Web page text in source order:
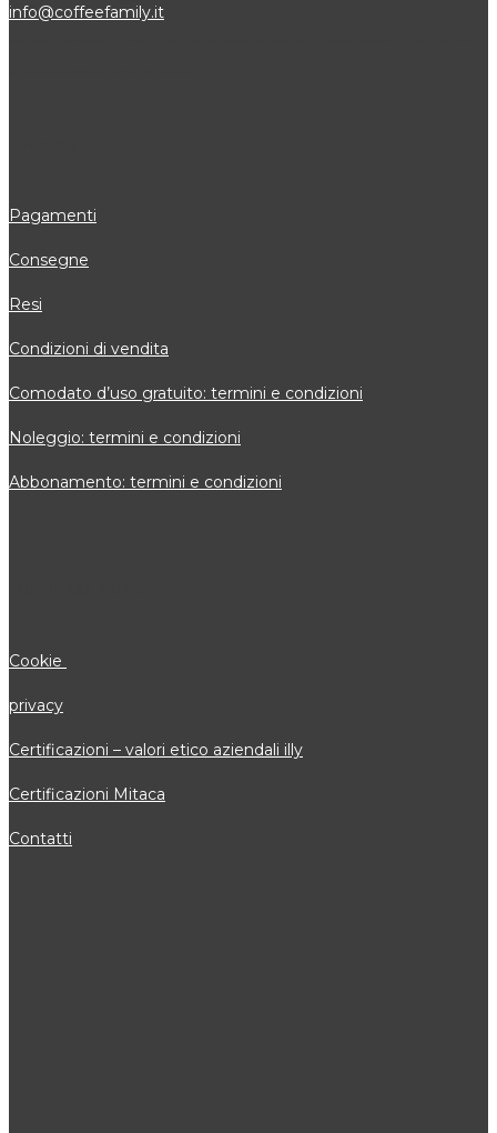
info@coffeefamily.it
Pagamenti
Consegne
Resi
Condizioni di vendita
Comodato d’uso gratuito: termini e condizioni
Noleggio: termini e condizioni
Abbonamento: termini e condizioni
Cookie
privacy
Certificazioni – valori etico aziendali illy
Certificazioni Mitaca
Contatti